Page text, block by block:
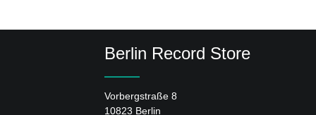
Berlin Record Store
Vorbergstraße 8
10823 Berlin